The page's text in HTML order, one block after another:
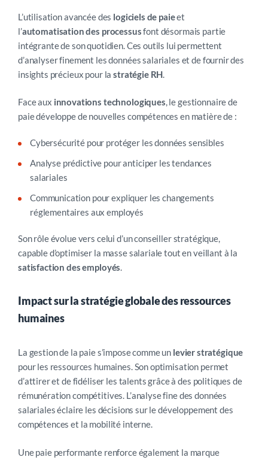
L’utilisation avancée des logiciels de paieet
l’automatisation des processusfont désormais partie
intégrante de son quotidien. Ces outils lui permettent
d’analyser finement les données salariales et de fournir des
insights précieux pour lastratégie RH
Face aux innovations technologiques, le gestionnaire de
paie développe de nouvelles compétences en matière de :
Cybersécurité pour protéger les données sensibles
Analyse prédictive pour anticiper les tendances
salariales
Communication pour expliquer les changements
réglementaires aux employés
Son rôle évolue vers celui d’un conseiller stratégique,
capable d’optimiser la masse salariale tout en veillant à la
satisfaction des employés.
Impact sur la stratégie globale des ressources
humaines
La gestion de la paie s’impose comme un levier stratégique
pour les ressources humaines. Son optimisation permet
d’attirer et de fidéliser les talents grâce à des politiques de
rémunération compétitives. L’analyse fine des données
salariales éclaire les décisions sur le développement des
compétences et la mobilité interne.
Une paie performante renforce également la marque